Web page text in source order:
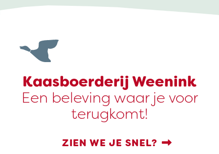
Kaasboerderij Weenink
Een beleving waar je voor
terugkomt!
ZIEN WE JE SNEL?